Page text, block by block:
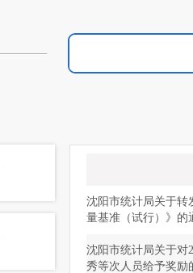
沈阳市统计局关于转
量基准（试行）》的
沈阳市统计局关于对
秀等次人员给予奖励